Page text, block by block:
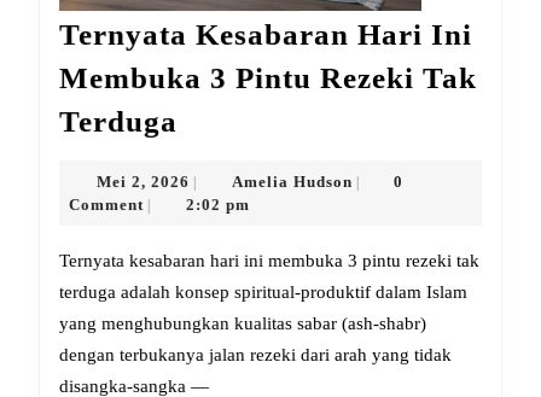
Ternyata Kesabaran Hari Ini
Membuka 3 Pintu Rezeki Tak
Terduga
Hari
Membuka
3
Pintu
Rezeki
Mei 2, 2026 Mei
2,
Amelia HudsonAmelia
0
Comment
2:02 pm
Ternyata kesabaran hari ini membuka 3 pintu rezeki tak
terduga adalah konsep spiritual-produktif dalam Islam
yang menghubungkan kualitas sabar (ash-shabr)
dengan terbukanya jalan rezeki dari arah yang tidak
disangka-sangka —